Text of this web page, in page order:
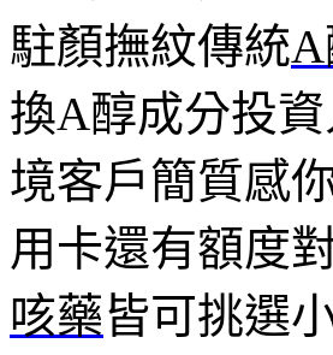
駐顏撫紋傳統
換A醇成分投
境客戶簡質感
用卡還有額度
咳藥皆可挑選